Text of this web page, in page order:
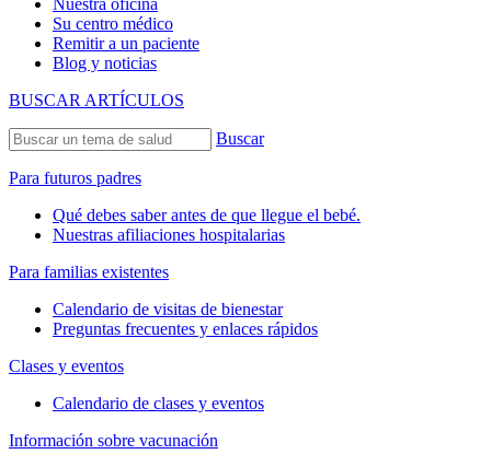
Su centro médico
Remitir a un paciente
Blog y noticias
BUSCAR ARTÍCULOS
Buscar
Para futuros padres
Qué debes saber antes de que llegue el bebé.
Nuestras afiliaciones hospitalarias
Para familias existentes
Calendario de visitas de bienestar
Preguntas frecuentes y enlaces rápidos
Clases y eventos
Calendario de clases y eventos
Información sobre vacunación